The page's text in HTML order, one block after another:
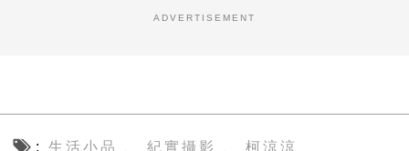
ADVERTISEMENT
生活小品 紀實攝影 柯涼涼